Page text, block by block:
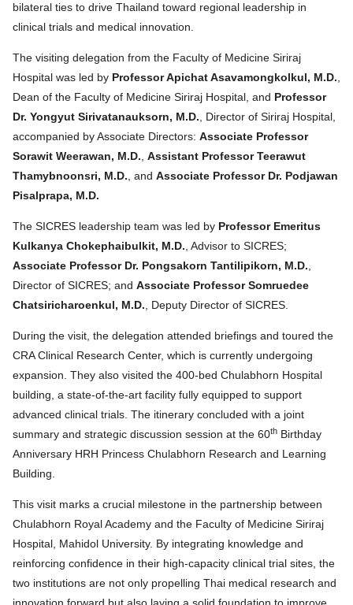
bilateral ties to drive Thailand toward regional leadership in
clinical trials and medical innovation.
The visiting delegation from the Faculty of Medicine Siriraj
Hospital was led by Professor Apichat Asavamongkolkul, M.D.
Dean of the Faculty of Medicine Siriraj Hospital, and Professor
Dr. Yongyut Sirivatanauksorn, M.D. , Director of Siriraj Hospital,
accompanied by Associate Directors: Associate Professor
Sorawit Weerawan, M.D. Assistant Professor Teerawut
Thamybnoonsri, M.D. , and Associate Professor Dr. Podjawan
Pisalprapa, M.D.
The SICRES leadership team was led by Professor Emeritus
Kulkanya Chokephaibulkit, M.D. , Advisor to SICRES;
Associate Professor Dr. Pongsakorn Tantilipikorn, M.D.
Director of SICRES; and Associate Professor Somruedee
Chatsiricharoenkul, M.D. , Deputy Director of SICRES.
During the visit, the delegation attended briefings and toured the
CRA Clinical Research Center, which is currently undergoing
expansion. They also visited the 400-bed Chulabhorn Hospital
building, a state-of-the-art facility fully equipped to support
advanced clinical trials. The itinerary concluded with a joint
summary and strategic discussion session at the 60th Birthday
Anniversary HRH Princess Chulabhorn Research and Learning
Building.
This visit marks a crucial milestone in the partnership between
Chulabhorn Royal Academy and the Faculty of Medicine Siriraj
Hospital, Mahidol University. By integrating knowledge and
reinforcing confidence in their high-capacity clinical trial sites, the
two institutions are not only propelling Thai medical research and